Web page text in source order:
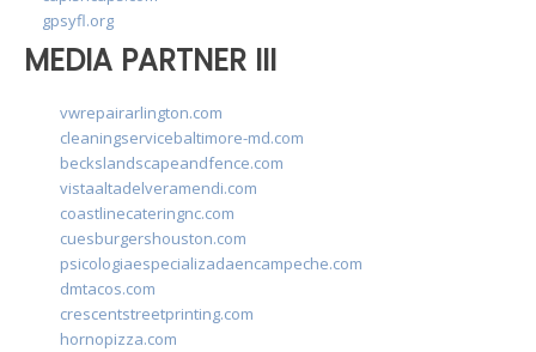
gpsyfl.org
MEDIA PARTNER III
vwrepairarlington.com
cleaningservicebaltimore-md.com
beckslandscapeandfence.com
vistaaltadelveramendi.com
coastlinecateringnc.com
cuesburgershouston.com
psicologiaespecializadaencampeche.com
dmtacos.com
crescentstreetprinting.com
hornopizza.com